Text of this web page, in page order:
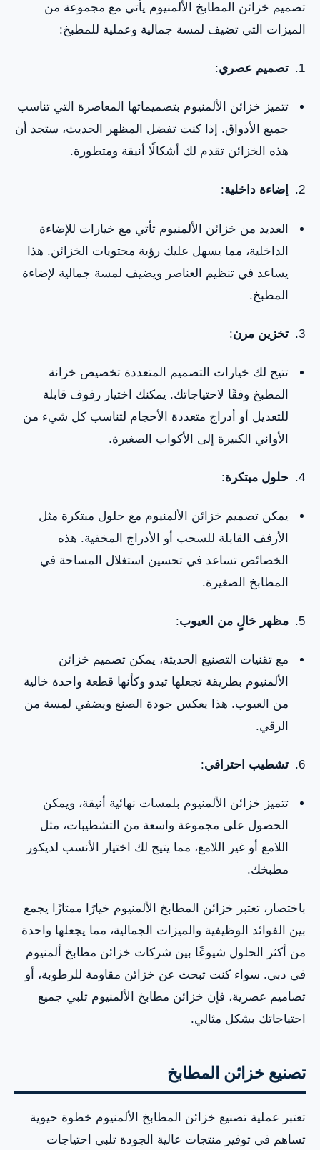
تصميم خزائن المطابخ الألمنيوم يأتي مع مجموعة من
الميزات التي تضيف لمسة جمالية وعملية للمطبخ:
تصميم عصري:
تتميز خزائن الألمنيوم بتصميماتها المعاصرة التي تناسب
جميع الأذواق. إذا كنت تفضل المظهر الحديث، ستجد أن
هذه الخزائن تقدم لك أشكالًا أنيقة ومتطورة.
إضاءة داخلية:
العديد من خزائن الألمنيوم تأتي مع خيارات للإضاءة
الداخلية، مما يسهل عليك رؤية محتويات الخزائن. هذا
يساعد في تنظيم العناصر ويضيف لمسة جمالية لإضاءة
المطبخ.
تخزين مرن:
تتيح لك خيارات التصميم المتعددة تخصيص خزانة
المطبخ وفقًا لاحتياجاتك. يمكنك اختيار رفوف قابلة
للتعديل أو أدراج متعددة الأحجام لتناسب كل شيء من
الأواني الكبيرة إلى الأكواب الصغيرة.
حلول مبتكرة:
يمكن تصميم خزائن الألمنيوم مع حلول مبتكرة مثل
الأرفف القابلة للسحب أو الأدراج المخفية. هذه
الخصائص تساعد في تحسين استغلال المساحة في
المطابخ الصغيرة.
مظهر خالٍ من العيوب:
مع تقنيات التصنيع الحديثة، يمكن تصميم خزائن
الألمنيوم بطريقة تجعلها تبدو وكأنها قطعة واحدة خالية
من العيوب. هذا يعكس جودة الصنع ويضفي لمسة من
الرقي.
تشطيب احترافي:
تتميز خزائن الألمنيوم بلمسات نهائية أنيقة، ويمكن
الحصول على مجموعة واسعة من التشطيبات، مثل
اللامع أو غير اللامع، مما يتيح لك اختيار الأنسب لديكور
مطبخك.
باختصار، تعتبر خزائن المطابخ الألمنيوم خيارًا ممتازًا يجمع
بين الفوائد الوظيفية والميزات الجمالية، مما يجعلها واحدة
من أكثر الحلول شيوعًا بين شركات خزائن مطابخ ألمنيوم
في دبي. سواء كنت تبحث عن خزائن مقاومة للرطوبة، أو
تصاميم عصرية، فإن خزائن مطابخ الألمنيوم تلبي جميع
احتياجاتك بشكل مثالي.
تصنيع خزائن المطابخ
تعتبر عملية تصنيع خزائن المطابخ الألمنيوم خطوة حيوية
تساهم في توفير منتجات عالية الجودة تلبي احتياجات